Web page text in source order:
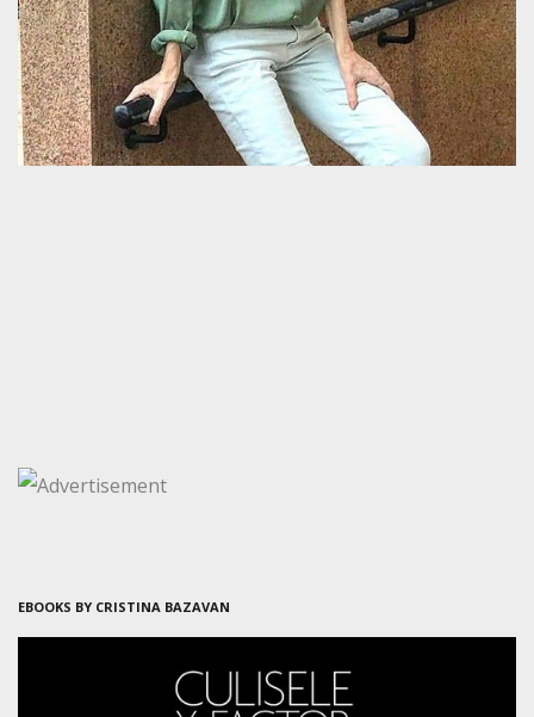
EBOOKS BY CRISTINA BAZAVAN